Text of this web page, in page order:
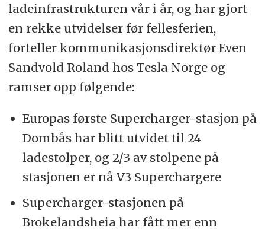
ladeinfrastrukturen vår i år, og har gjort
en rekke utvidelser før fellesferien,
forteller kommunikasjonsdirektør Even
Sandvold Roland hos Tesla Norge og
ramser opp følgende:
Europas første Supercharger-stasjon på
Dombås har blitt utvidet til 24
ladestolper, og 2/3 av stolpene på
stasjonen er nå V3 Superchargere
Supercharger-stasjonen på
Brokelandsheia har fått mer enn